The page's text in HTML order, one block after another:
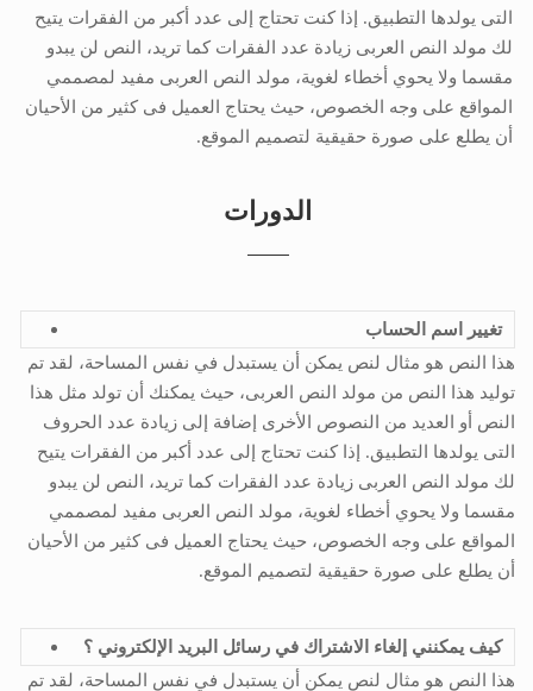
التى يولدها التطبيق. إذا كنت تحتاج إلى عدد أكبر من الفقرات يتيح
لك مولد النص العربى زيادة عدد الفقرات كما تريد، النص لن يبدو
مقسما ولا يحوي أخطاء لغوية، مولد النص العربى مفيد لمصممي
المواقع على وجه الخصوص، حيث يحتاج العميل فى كثير من الأحيان
أن يطلع على صورة حقيقية لتصميم الموقع.
الدورات
تغيير اسم الحساب
هذا النص هو مثال لنص يمكن أن يستبدل في نفس المساحة، لقد تم
توليد هذا النص من مولد النص العربى، حيث يمكنك أن تولد مثل هذا
النص أو العديد من النصوص الأخرى إضافة إلى زيادة عدد الحروف
التى يولدها التطبيق. إذا كنت تحتاج إلى عدد أكبر من الفقرات يتيح
لك مولد النص العربى زيادة عدد الفقرات كما تريد، النص لن يبدو
مقسما ولا يحوي أخطاء لغوية، مولد النص العربى مفيد لمصممي
المواقع على وجه الخصوص، حيث يحتاج العميل فى كثير من الأحيان
أن يطلع على صورة حقيقية لتصميم الموقع.
كيف يمكنني إلغاء الاشتراك في رسائل البريد الإلكتروني ؟
هذا النص هو مثال لنص يمكن أن يستبدل في نفس المساحة، لقد تم